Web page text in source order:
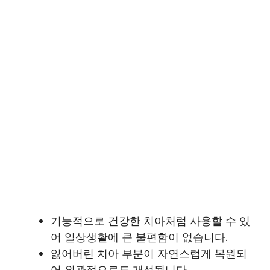
기능적으로 건강한 치아처럼 사용할 수 있
어 일상생활에 큰 불편함이 없습니다.
잃어버린 치아 부분이 자연스럽게 복원되